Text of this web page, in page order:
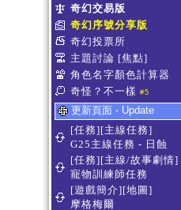
奇幻交易版
奇幻序號分享版
奇幻投票所
主題討論 [焦點]
角色名字顏色計算器
奇怪？不一樣 #5
更新頁面 - Update
[任務][主線任務]
G25主線任務 - 日蝕
[任務][主線/故事劇情]
寵物訓練師任務
[遊戲簡介][地圖]
摩格梅爾